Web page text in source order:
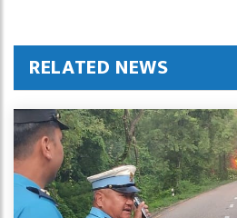
RELATED NEWS